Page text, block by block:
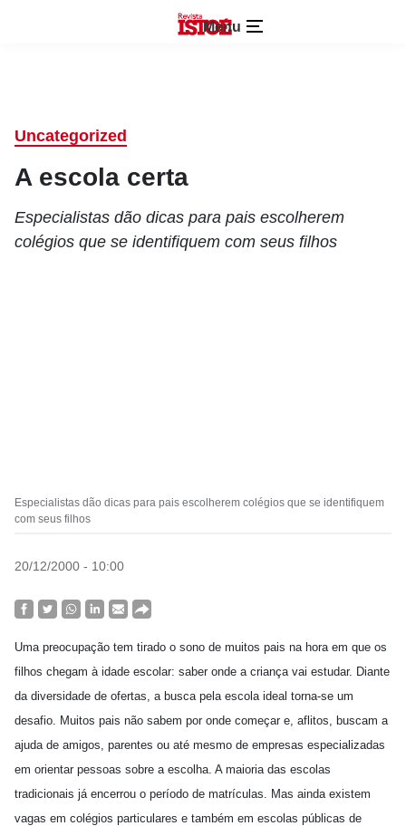
Menu
Uncategorized
A escola certa
Especialistas dão dicas para pais escolherem
colégios que se identifiquem com seus filhos
Especialistas dão dicas para pais escolherem colégios que se identifiquem
com seus filhos
20/12/2000 - 10:00
Uma preocupação tem tirado o sono de muitos pais na hora em que os
filhos chegam à idade escolar: saber onde a criança vai estudar. Diante
da diversidade de ofertas, a busca pela escola ideal torna-se um
desafio. Muitos pais não sabem por onde começar e, aflitos, buscam a
ajuda de amigos, parentes ou até mesmo de empresas especializadas
em orientar pessoas sobre a escolha. A maioria das escolas
tradicionais já encerrou o período de matrículas. Mas ainda existem
vagas em colégios particulares e também em escolas públicas de